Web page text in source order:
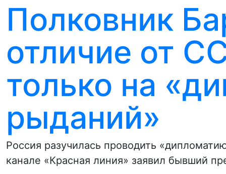
Полковник
отличие от
только на
рыданий»
Россия разучилась проводить
канале «Красная линия» заявил бывший